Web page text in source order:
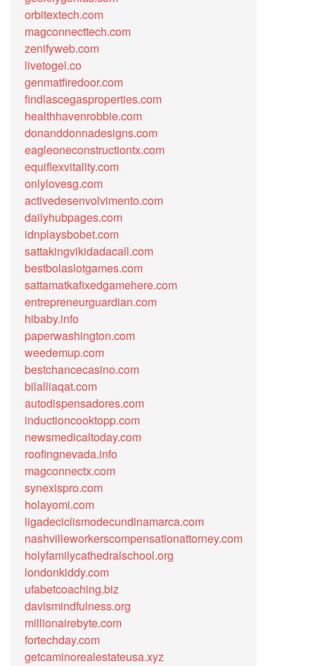
orbitextech.com
magconnecttech.com
zenifyweb.com
livetogel.co
genmatfiredoor.com
findlascegasproperties.com
healthhavenrobbie.com
donanddonnadesigns.com
eagleoneconstructiontx.com
equiflexvitality.com
onlylovesg.com
activedesenvolvimento.com
dailyhubpages.com
idnplaysbobet.com
sattakingvikidadacall.com
bestbolaslotgames.com
sattamatkafixedgamehere.com
entrepreneurguardian.com
hibaby.info
paperwashington.com
weedemup.com
bestchancecasino.com
bilalliaqat.com
autodispensadores.com
inductioncooktopp.com
newsmedicaltoday.com
roofingnevada.info
magconnectx.com
synexispro.com
holayomi.com
ligadeciclismodecundinamarca.com
nashvilleworkerscompensationattorney.com
holyfamilycathedralschool.org
londonkiddy.com
ufabetcoaching.biz
davismindfulness.org
millionairebyte.com
fortechday.com
getcaminorealestateusa.xyz